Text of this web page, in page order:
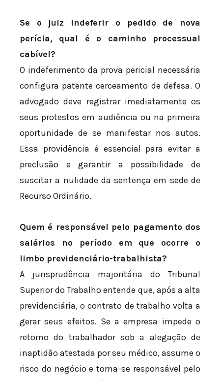
Se o juiz indeferir o pedido de nova
perícia, qual é o caminho processual
cabível?
O indeferimento da prova pericial necessária
configura patente cerceamento de defesa. O
advogado deve registrar imediatamente os
seus protestos em audiência ou na primeira
oportunidade de se manifestar nos autos.
Essa providência é essencial para evitar a
preclusão e garantir a possibilidade de
suscitar a nulidade da sentença em sede de
Recurso Ordinário.
Quem é responsável pelo pagamento dos
salários no período em que ocorre o
limbo previdenciário-trabalhista?
A jurisprudência majoritária do Tribunal
Superior do Trabalho entende que, após a alta
previdenciária, o contrato de trabalho volta a
gerar seus efeitos. Se a empresa impede o
retorno do trabalhador sob a alegação de
inaptidão atestada por seu médico, assume o
risco do negócio e torna-se responsável pelo